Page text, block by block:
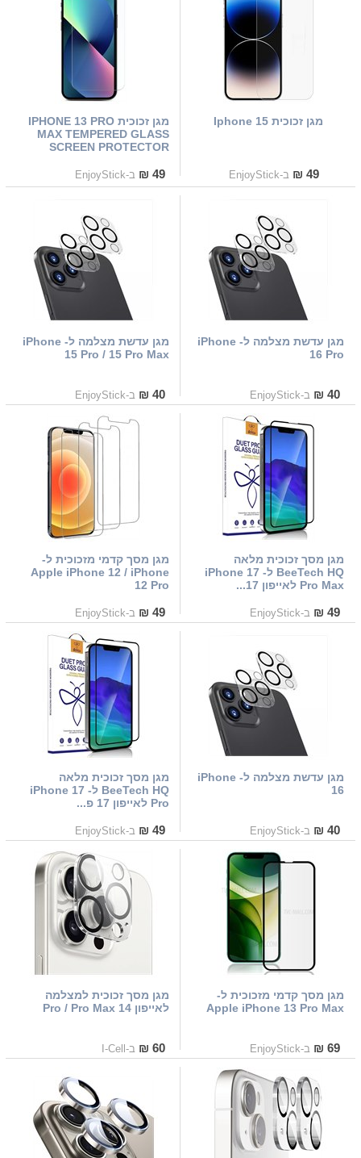
מגן זכוכית Iphone 15
49 ₪ ב-EnjoyStick
מגן זכוכית IPHONE 13 PRO
MAX TEMPERED GLASS
SCREEN PROTECTOR
49 ₪ ב-EnjoyStick
מגן עדשת מצלמה ל- iPhone
16 Pro
40 ₪ ב-EnjoyStick
מגן עדשת מצלמה ל- iPhone
15 Pro / 15 Pro Max
40 ₪ ב-EnjoyStick
מגן מסך זכוכית מלאה
BeeTech HQ ל- iPhone 17
Pro Max לאייפון 17...
49 ₪ ב-EnjoyStick
מגן מסך קדמי מזכוכית ל-
Apple iPhone 12 / iPhone
12 Pro
49 ₪ ב-EnjoyStick
מגן עדשת מצלמה ל- iPhone
16
40 ₪ ב-EnjoyStick
מגן מסך זכוכית מלאה
BeeTech HQ ל- iPhone 17
Pro לאייפון 17 פ...
49 ₪ ב-EnjoyStick
מגן מסך קדמי מזכוכית ל-
Apple iPhone 13 Pro Max
69 ₪ ב-EnjoyStick
מגן מסך זכוכית למצלמה
לאייפון 14 Pro / Pro Max
60 ₪ ב-I-Cell